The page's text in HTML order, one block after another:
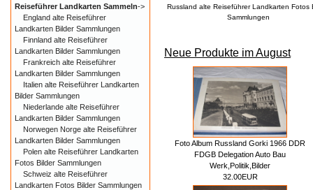
Russland alte Reiseführer Landkarten Fotos
Sammlungen
Neue Produkte im August
Foto Album Russland Gorki 1966 DDR
FDGB Delegation Auto Bau
Werk,Politik,Bilder
32.00EUR
Reiseführer Landkarten Sammeln->
England alte Reiseführer
Landkarten Bilder Sammlungen
Finnland alte Reiseführer
Landkarten Bilder Sammlungen
Frankreich alte Reiseführer
Landkarten Bilder Sammlungen
Italien alte Reiseführer Landkarten
Bilder Sammlungen
Niederlande alte Reiseführer
Landkarten Bilder Sammlungen
Norwegen Norge alte Reiseführer
Landkarten Bilder Sammlungen
Polen alte Reiseführer Landkarten
Fotos Bilder Sammlungen
Schweiz alte Reiseführer
Landkarten Fotos Bilder Sammlungen